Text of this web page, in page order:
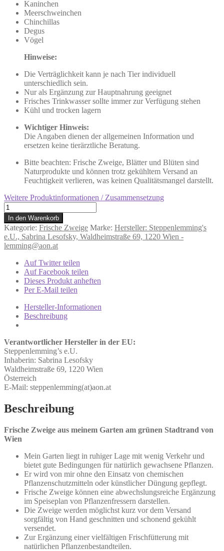
Kaninchen
Meerschweinchen
Chinchillas
Degus
Vögel
Hinweise:
Die Verträglichkeit kann je nach Tier individuell
unterschiedlich sein.
Nur als Ergänzung zur Hauptnahrung geeignet
Frisches Trinkwasser sollte immer zur Verfügung stehen
Kühl und trocken lagern
Wichtiger Hinweis:
Die Angaben dienen der allgemeinen Information und
ersetzen keine tierärztliche Beratung.
Bitte beachten: Frische Zweige, Blätter und Blüten sind
Naturprodukte und können trotz gekühltem Versand an
Feuchtigkeit verlieren, was keinen Qualitätsmangel darstellt.
Weitere Produktinformationen / Zusammensetzung
45g
frische
Rosenzweige
-
entdornt
-
Frischfutter
Meerschweinchen
Grundpreis:
60€/kg
Menge
In den Warenkorb
Kategorie: Frische Zweige Marke: Hersteller: Steppenlemming's
e.U., Sabrina Lesofsky, Waldheimstraße 69, 1220 Wien -
lemming@aon.at
Auf Twitter teilen
Auf Facebook teilen
Dieses Produkt anheften
Per E-Mail teilen
Hersteller-Informationen
Beschreibung
Verantwortlicher Hersteller in der EU:
Steppenlemming’s e.U.
Inhaberin: Sabrina Lesofsky
Waldheimstraße 69, 1220 Wien
Österreich
E-Mail: steppenlemming(at)aon.at
Beschreibung
Frische Zweige aus meinem Garten am grünen Stadtrand von
Wien
Mein Garten liegt in ruhiger Lage mit wenig Verkehr und
bietet gute Bedingungen für natürlich gewachsene Pflanzen.
Er wird von mir ohne den Einsatz von chemischen
Pflanzenschutzmitteln oder künstlicher Düngung gepflegt.
Frische Zweige können eine abwechslungsreiche Ergänzung
im Speiseplan von Pflanzenfressern darstellen.
Die Zweige werden möglichst kurz vor dem Versand
sorgfältig von Hand geschnitten und schonend gekühlt
versendet.
Zur Ergänzung einer vielfältigen Frischfütterung mit
natürlichen Pflanzenbestandteilen.